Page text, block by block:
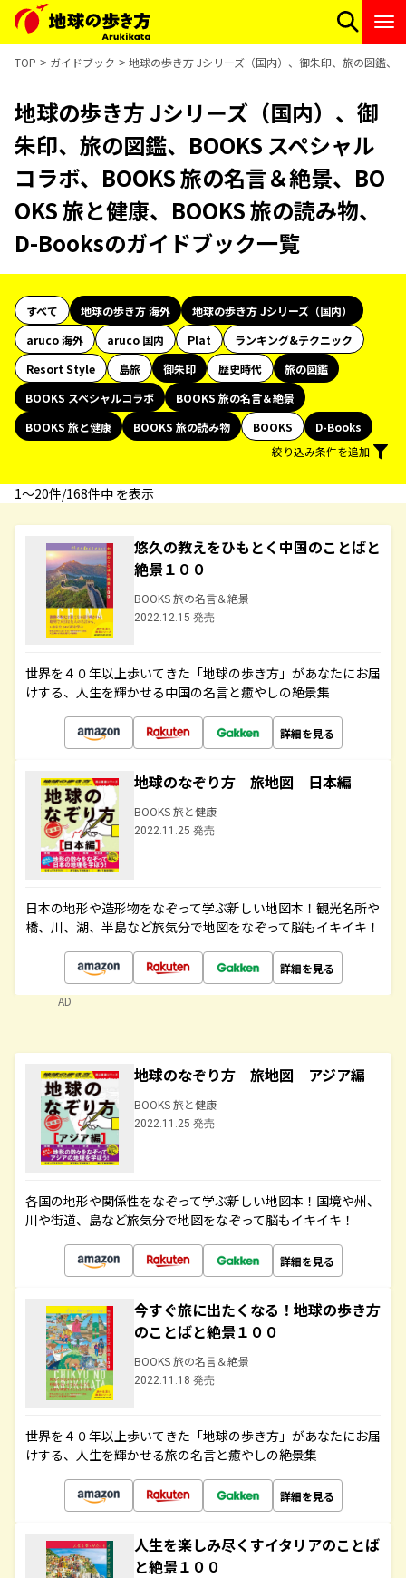
TOP ガイドブック 地球の歩き方 Jシリーズ（国内）、御朱印、旅の図鑑、
地球の歩き方 Jシリーズ（国内）、御
朱印、旅の図鑑、BOOKS スペシャル
コラボ、BOOKS 旅の名言＆絶景、BO
OKS 旅と健康、BOOKS 旅の読み物、
D-Booksのガイドブック一覧
すべて 地球の歩き方 海外
地球の歩き方 Jシリーズ（国内）
aruco 海外
aruco 国内 Plat
ランキング&テクニック
Resort Style
島旅 御朱印 歴史時代
旅の図鑑
BOOKS スペシャルコラボ
BOOKS 旅の名言＆絶景
BOOKS 旅と健康
BOOKS 旅の読み物 BOOKS
D-Books
絞り込み条件を追加
1〜20件/168件中 を表示
悠久の教えをひもとく中国のことばと
絶景１００
BOOKS 旅の名言＆絶景
2022.12.15 発売
世界を４０年以上歩いてきた「地球の歩き方」があなたにお届
けする、人生を輝かせる中国の名言と癒やしの絶景集
詳細を見る
地球のなぞり方 旅地図 日本編
BOOKS 旅と健康
2022.11.25 発売
日本の地形や造形物をなぞって学ぶ新しい地図本！観光名所や
橋、川、湖、半島など旅気分で地図をなぞって脳もイキイキ！
詳細を見る
AD
地球のなぞり方 旅地図 アジア編
BOOKS 旅と健康
2022.11.25 発売
各国の地形や関係性をなぞって学ぶ新しい地図本！国境や州、
川や街道、島など旅気分で地図をなぞって脳もイキイキ！
詳細を見る
今すぐ旅に出たくなる！地球の歩き方
のことばと絶景１００
BOOKS 旅の名言＆絶景
2022.11.18 発売
世界を４０年以上歩いてきた「地球の歩き方」があなたにお届
けする、人生を輝かせる旅の名言と癒やしの絶景集
詳細を見る
人生を楽しみ尽くすイタリアのことば
と絶景１００